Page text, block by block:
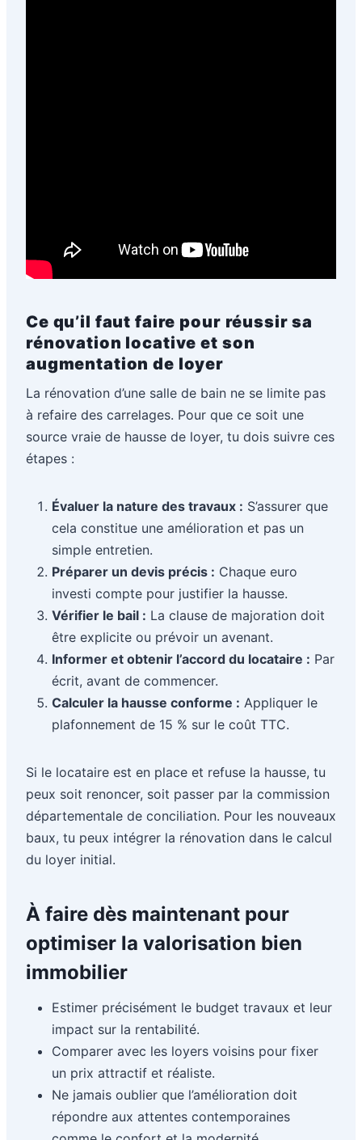
Ce qu’il faut faire pour réussir sa
rénovation locative et son
augmentation de loyer
La rénovation d’une salle de bain ne se limite pas
à refaire des carrelages. Pour que ce soit une
source vraie de hausse de loyer, tu dois suivre ces
étapes :
Évaluer la nature des travaux : S’assurer que
cela constitue une amélioration et pas un
simple entretien.
Préparer un devis précis : Chaque euro
investi compte pour justifier la hausse.
Vérifier le bail : La clause de majoration doit
être explicite ou prévoir un avenant.
Informer et obtenir l’accord du locataire : Par
écrit, avant de commencer.
Calculer la hausse conforme : Appliquer le
plafonnement de 15 % sur le coût TTC.
Si le locataire est en place et refuse la hausse, tu
peux soit renoncer, soit passer par la commission
départementale de conciliation. Pour les nouveaux
baux, tu peux intégrer la rénovation dans le calcul
du loyer initial.
À faire dès maintenant pour
optimiser la valorisation bien
immobilier
Estimer précisément le budget travaux et leur
impact sur la rentabilité.
Comparer avec les loyers voisins pour fixer
un prix attractif et réaliste.
Ne jamais oublier que l’amélioration doit
répondre aux attentes contemporaines